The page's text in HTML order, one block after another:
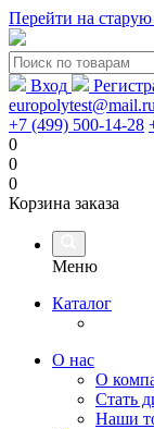
Перейти на
Вход
europolytest@mail.ru
+7 (499) 500-14-28
0
0
0
Корзина заказа
Меню
Каталог
О нас
О
Стать
Наши